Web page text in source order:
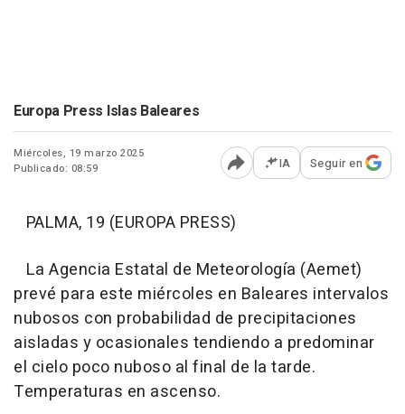
Europa Press Islas Baleares
Miércoles, 19 marzo 2025
Publicado: 08:59
Abrir opciones para
IA Seguir en
PALMA, 19 (EUROPA PRESS)
La Agencia Estatal de Meteorología (Aemet)
prevé para este miércoles en Baleares intervalos
nubosos con probabilidad de precipitaciones
aisladas y ocasionales tendiendo a predominar
el cielo poco nuboso al final de la tarde.
Temperaturas en ascenso.